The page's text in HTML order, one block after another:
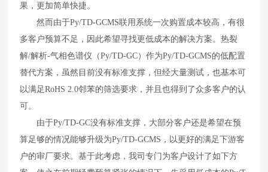
果，更加简单快捷。
然而由于Py/TD-GCMS联用系统一次购置成本较高，有很
多客户预算不足，因此希望寻找更低成本的解决方案。热裂
解/解析-气相色谱仪（Py/TD-GC）作为Py/TD-GCMS的低配置
替代方案，虽然目前没有标准支撑，但经大量测试，也基本可
以满足RoHS 2.0邻苯的筛选要求，并且也得到了众多客户的认
可。
由于Py/TD-GC没有标准支撑，大部分客户还是希望在预
算足够的情况能够升级为Py/TD-GCMS ，以更好的满足下游客
户的审厂要求。基于此考虑，我司专门为客户设计了如下方